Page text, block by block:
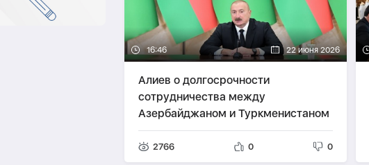
16:46 22 июня 2026
Алиев о долгосрочности
сотрудничества между
Азербайджаном и Туркменистаном
2766 0 0